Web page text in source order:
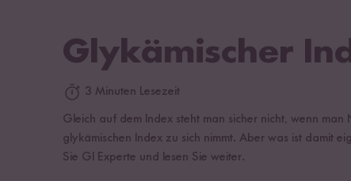
Glykämischer
3 Minuten Lesezeit
Gleich auf dem Index steht man sicher nicht, wenn man
glykämischen Index zu sich nimmt. Aber was ist damit
Sie GI Experte und lesen Sie weiter.